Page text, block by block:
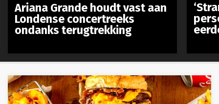
Ariana Grande houdt vast aan
Londense concertreeks
ondanks terugtrekking